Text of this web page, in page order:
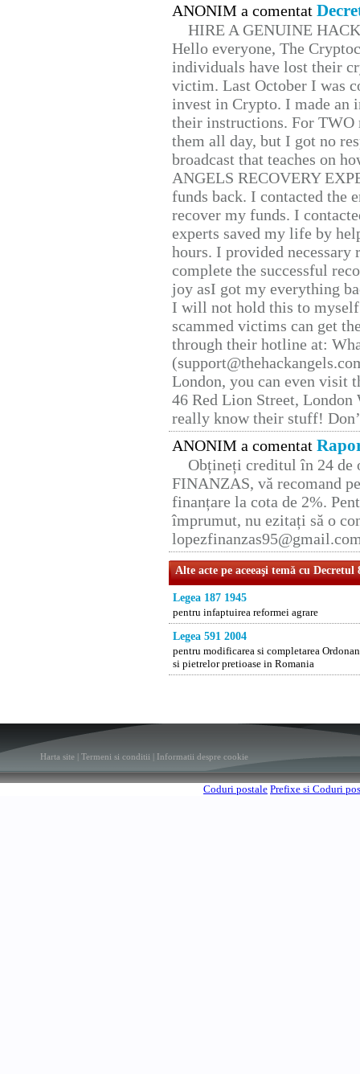
ANONIM a comentat
HIRE A GENUINE
Hello everyone, The
individuals have lost their
victim. Last October I was
invest in Crypto. I made
their instructions. For TWO
them all day, but I got no
broadcast that teaches on
ANGELS RECOVERY
funds back. I contacted the
recover my funds. I
experts saved my life by
hours. I provided
complete the successful
joy asI got my everything
I will not hold this to
scammed victims can get
through their hotline at:
London, you can even visit
46 Red Lion Street, London
really know their stuff!
ANONIM a comentat
Obțineți creditul în 24 de
FINANZAS, vă recomand
finanțare la cota de 2%.
împrumut, nu ezitați să o
Alte acte pe aceeaşi temă cu Decretul
Legea 187 1945
pentru infaptuirea reformei agrare
Legea 591 2004
pentru modificarea si completarea
si pietrelor pretioase in Romania
Harta site Termeni si conditii Informatii despre cookie
Coduri postale Prefixe si Coduri